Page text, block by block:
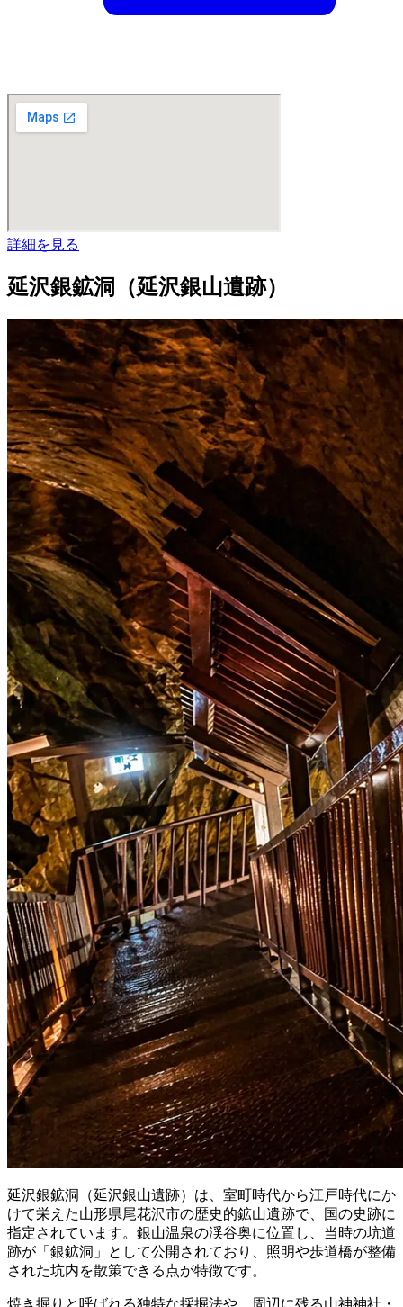
詳細を見る
延沢銀鉱洞（延沢銀山遺跡）
延沢銀鉱洞（延沢銀山遺跡）は、室町時代から江戸時代にか
けて栄えた山形県尾花沢市の歴史的鉱山遺跡で、国の史跡に
指定されています。銀山温泉の渓谷奥に位置し、当時の坑道
跡が「銀鉱洞」として公開されており、照明や歩道橋が整備
された坑内を散策できる点が特徴です。